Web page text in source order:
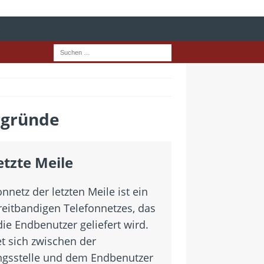
Meile
der letzten Meile ist ein
Telefonnetzes, das
Endbenutzer geliefert wird.
sich zwischen der
und dem Endbenutzer